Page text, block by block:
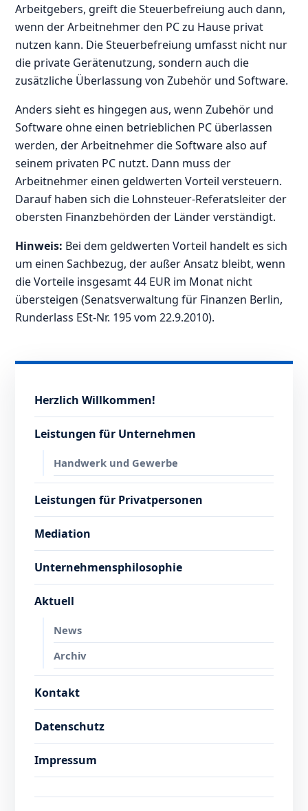
Arbeitgebers, greift die Steuerbefreiung auch dann,
wenn der Arbeitnehmer den PC zu Hause privat
nutzen kann. Die Steuerbefreiung umfasst nicht nur
die private Gerätenutzung, sondern auch die
zusätzliche Überlassung von Zubehör und Software.
Anders sieht es hingegen aus, wenn Zubehör und
Software ohne einen betrieblichen PC überlassen
werden, der Arbeitnehmer die Software also auf
seinem privaten PC nutzt. Dann muss der
Arbeitnehmer einen geldwerten Vorteil versteuern.
Darauf haben sich die Lohnsteuer-Referatsleiter der
obersten Finanzbehörden der Länder verständigt.
Hinweis: Bei dem geldwerten Vorteil handelt es sich
um einen Sachbezug, der außer Ansatz bleibt, wenn
die Vorteile insgesamt 44 EUR im Monat nicht
übersteigen (Senatsverwaltung für Finanzen Berlin,
Runderlass ESt-Nr. 195 vom 22.9.2010).
Herzlich Willkommen!
Leistungen für Unternehmen
Handwerk und Gewerbe
Leistungen für Privatpersonen
Mediation
Unternehmensphilosophie
Aktuell
News
Archiv
Kontakt
Datenschutz
Impressum